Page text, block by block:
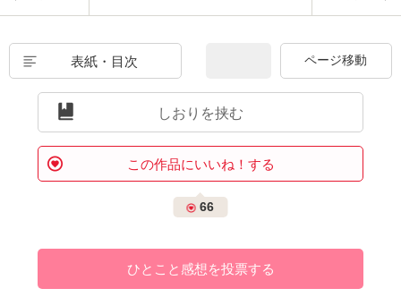
表紙・目次
しおりを挟む
この作品にいいね！する
66
ひとこと感想を投票する